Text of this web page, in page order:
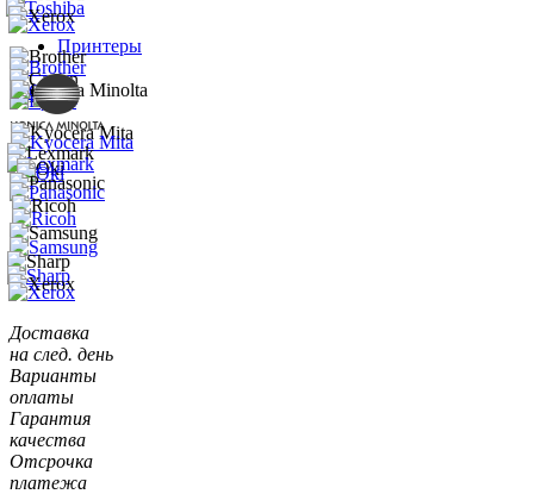
Принтеры
Доставка
на след. день
Варианты
оплаты
Гарантия
качества
Отсрочка
платежа